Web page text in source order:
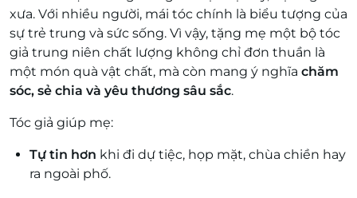
xưa. Với nhiều người, mái tóc chính là biểu tượng của
sự trẻ trung và sức sống. Vì vậy, tặng mẹ một bộ tóc
giả trung niên chất lượng không chỉ đơn thuần là
một món quà vật chất, mà còn mang ý nghĩa chăm
sóc, sẻ chia và yêu thương sâu sắc.
Tóc giả giúp mẹ:
Tự tin hơn khi đi dự tiệc, họp mặt, chùa chiền hay
ra ngoài phố.